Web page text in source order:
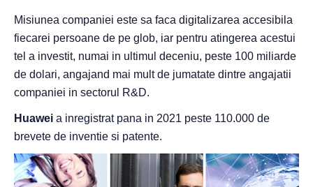
Misiunea companiei este sa faca digitalizarea accesibila
fiecarei persoane de pe glob, iar pentru atingerea acestui
tel a investit, numai in ultimul deceniu, peste 100 miliarde
de dolari, angajand mai mult de jumatate dintre angajatii
companiei in sectorul R&D.
Huawei a inregistrat pana in 2021 peste 110.000 de
brevete de inventie si patente.